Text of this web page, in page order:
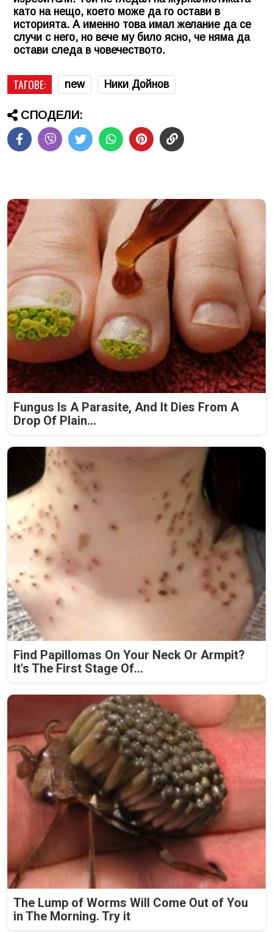
като на нещо, което може да го остави в
историята. А именно това имал желание да се
случи с него, но вече му било ясно, че няма да
остави следа в човечеството.
ТАГОВЕ: new Ники Дойнов
СПОДЕЛИ:
Fungus Is A Parasite, And It Dies From A
Drop Of Plain...
Find Papillomas On Your Neck Or Armpit?
It's The First Stage Of...
The Lump of Worms Will Come Out of You
in The Morning. Try it